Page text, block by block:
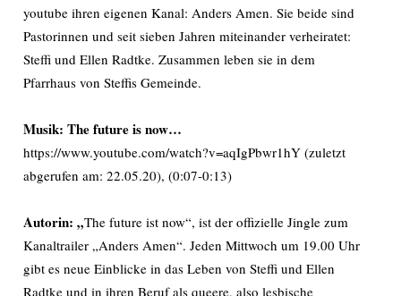
youtube ihren eigenen Kanal: Anders Amen. Sie beide sind
Pastorinnen und seit sieben Jahren miteinander verheiratet:
Steffi und Ellen Radtke. Zusammen leben sie in dem
Pfarrhaus von Steffis Gemeinde.
Musik: The future is now…
https://www.youtube.com/watch?v=aqIgPbwr1hY (zuletzt
abgerufen am: 22.05.20), (0:07-0:13)
Autorin: „The future ist now“, ist der offizielle Jingle zum
Kanaltrailer „Anders Amen“. Jeden Mittwoch um 19.00 Uhr
gibt es neue Einblicke in das Leben von Steffi und Ellen
Radtke und in ihren Beruf als queere, also lesbische